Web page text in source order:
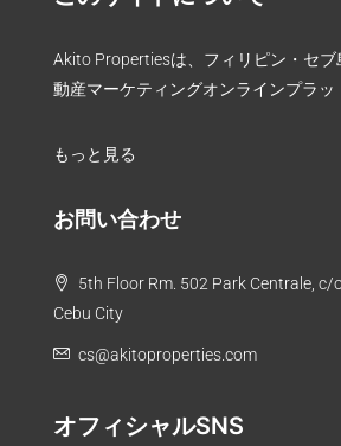
Akito Propertiesは、フィリピン・セ
動産マーケティングオンラインプラッ
もっと見る
お問い合わせ
5th Floor Rm. 502 Park Centrale, c/
Cebu City
cs@akitoproperties.com
オフィシャルSNS